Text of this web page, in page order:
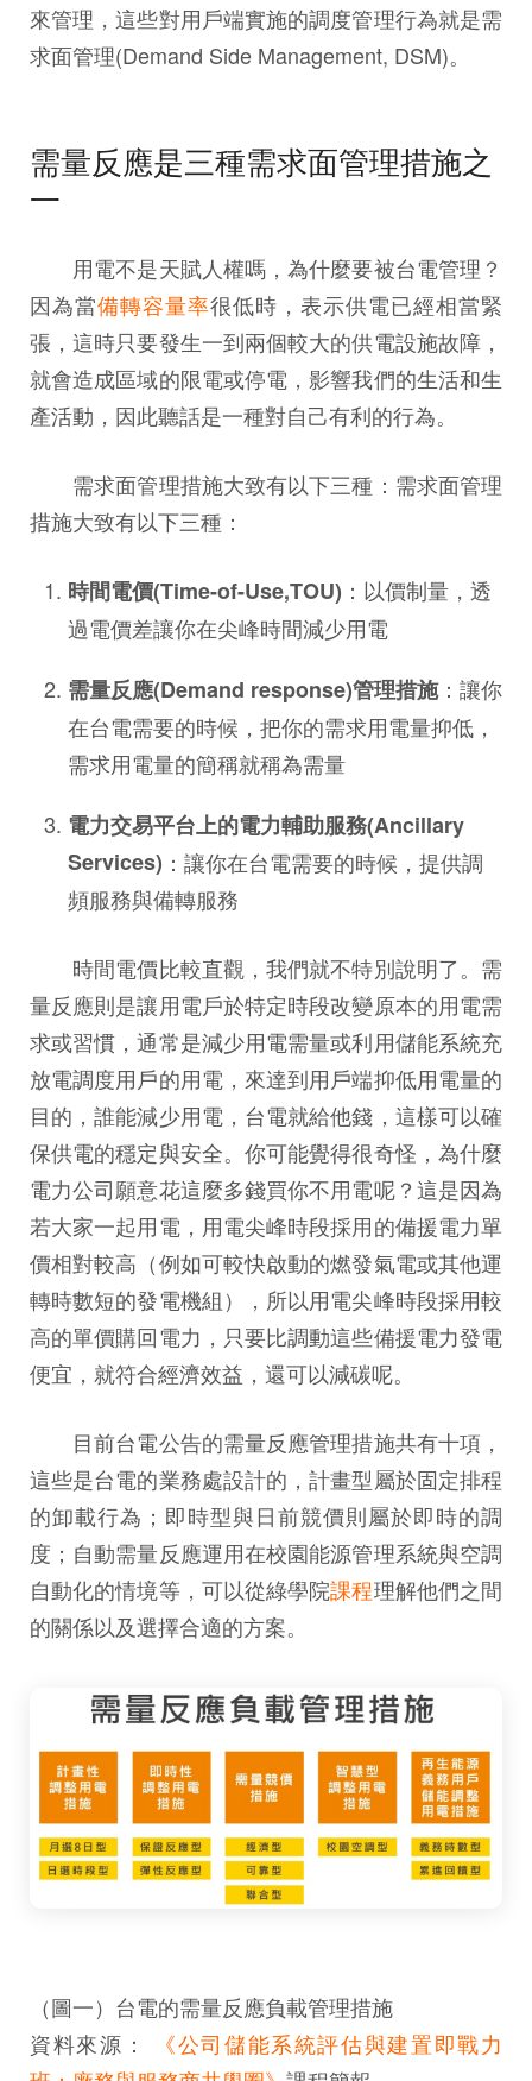
來管理，這些對用戶端實施的調度管理行為就是需
求面管理(Demand Side Management, DSM)。
需量反應是三種需求面管理措施之
一
用電不是天賦人權嗎，為什麼要被台電管理？
因為當備轉容量率很低時，表示供電已經相當緊
張，這時只要發生一到兩個較大的供電設施故障，
就會造成區域的限電或停電，影響我們的生活和生
產活動，因此聽話是一種對自己有利的行為。
需求面管理措施大致有以下三種：需求面管理
措施大致有以下三種：
時間電價(Time-of-Use,TOU) ：以價制量，透
過電價差讓你在尖峰時間減少用電
需量反應(Demand response)管理措施：讓你
在台電需要的時候，把你的需求用電量抑低，
需求用電量的簡稱就稱為需量
電力交易平台上的電力輔助服務(Ancillary
Services) ：讓你在台電需要的時候，提供調
頻服務與備轉服務
時間電價比較直觀，我們就不特別說明了。需
量反應則是讓用電戶於特定時段改變原本的用電需
求或習慣，通常是減少用電需量或利用儲能系統充
放電調度用戶的用電，來達到用戶端抑低用電量的
目的，誰能減少用電，台電就給他錢，這樣可以確
保供電的穩定與安全。你可能覺得很奇怪，為什麼
電力公司願意花這麼多錢買你不用電呢？這是因為
若大家一起用電，用電尖峰時段採用的備援電力單
價相對較高（例如可較快啟動的燃發氣電或其他運
轉時數短的發電機組），所以用電尖峰時段採用較
高的單價購回電力，只要比調動這些備援電力發電
便宜，就符合經濟效益，還可以減碳呢。
目前台電公告的需量反應管理措施共有十項，
這些是台電的業務處設計的，計畫型屬於固定排程
的卸載行為；即時型與日前競價則屬於即時的調
度；自動需量反應運用在校園能源管理系統與空調
自動化的情境等，可以從綠學院課程理解他們之間
的關係以及選擇合適的方案。
（圖一）台電的需量反應負載管理措施
資料來源：
《公司儲能系統評估與建置即戰力